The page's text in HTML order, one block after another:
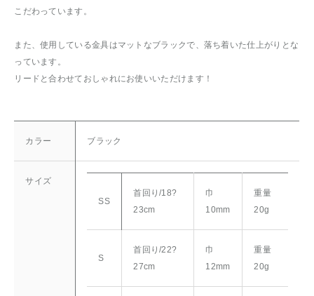
こだわっています。
また、使用している金具はマットなブラックで、落ち着いた仕上がりとな
っています。
リードと合わせておしゃれにお使いいただけます！
カラー ブラック
サイズ
SS
首回り/18?
23cm
巾
10mm
重量
20g
S
首回り/22?
27cm
巾
12mm
重量
20g